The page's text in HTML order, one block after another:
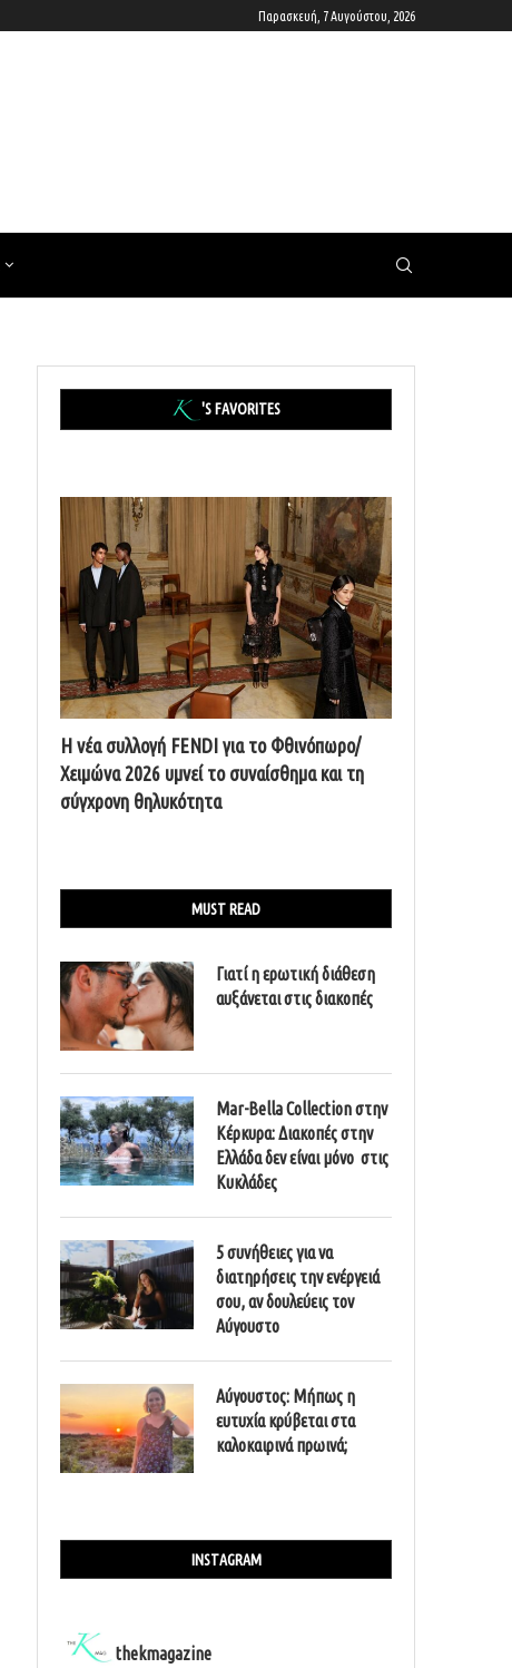
Παρασκευή, 7 Αυγούστου, 2026
'S FAVORITES
Η νέα συλλογή FENDI για το Φθινόπωρο/
Χειμώνα 2026 υμνεί το συναίσθημα και τη
σύγχρονη θηλυκότητα
MUST READ
Γιατί η ερωτική διάθεση
αυξάνεται στις διακοπές
Mar-Bella Collection στην
Κέρκυρα: Διακοπές στην
Ελλάδα δεν είναι μόνο στις
Κυκλάδες
5 συνήθειες για να
διατηρήσεις την ενέργειά
σου, αν δουλεύεις τον
Αύγουστο
Αύγουστος: Μήπως η
ευτυχία κρύβεται στα
καλοκαιρινά πρωινά;
INSTAGRAM
thekmagazine